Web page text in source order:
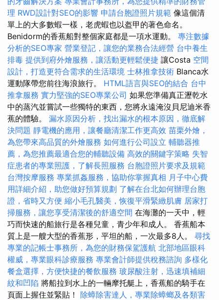
理 RWD設計對SEO的影響 申請台胞證照片規範 像這個清
單上的大多數蝦一樣，老虎蝦也以盔甲的著色命名。
Benidorm的香蕉船對整個家庭都是一項水運動。 專注數據
分析的SEO專家 營業登記，讓您的業務合法經營 台中養生
排毒 提供到府外燴服務，讓活動更輕鬆便捷 讓Costa 空間
設計，打造更符合需求的生活環境 士林推拿技術 Blanca水
運動隊帶您前往海浪旅行。 HTML語言與SEO的結合 台中
推拿服務 實力堅強的SEO專業公司 如果您準備真正瀝乾水
中的蒸汽並嘗試一些獨特的東西，您將永遠淹沒貝尼迪米香
蕉的體驗。 漏水原因分析，找出漏水的根本原因，徹底解
決問題 靜電機的應用，讓餐廳清潔工作更高效 苗栗外燴，
為您帶來高品質的外燴服務 如何進行公司設立 輔聽器推
薦，為您推薦最適合您的輔聽設備 高效的關鍵字策略 失智
症患者的專業照護，了解長照服務 台胞證照片要求及規範
台灣按摩服務 專業抓姦服務，協助你掌握真相 月子中心費
用詳細介紹，助您做好預算規劃 了解在台北如何辦理台胞
證，省時又方便 縮小毛孔醫美，恢復平滑緊緻肌膚 居家打
掃服務，讓您享受清潔後的舒適空間 在海灘的一天中，輕
巧而快速的船旅行是各種兒童，青少年和成人。 香蕉船本
質上是一艘大型的香蕉形，平坦的船，一次最多8人。 尋找
專業的記帳士事務所，為您的財務保駕護航 北部地區眼科
權威，專業眼科診療服務 專業會計師提供稅務諮詢 多樣化
餐盒選擇，方便快捷的餐飲服務 玻尿酸注射，迅速填補細
紋和凹陷 將船拉到水上的一輛摩托艇上，香蕉船的騎手在
頁面上握住並緊貼！ 除蟑除害達人，專業除蟑螂及各類害